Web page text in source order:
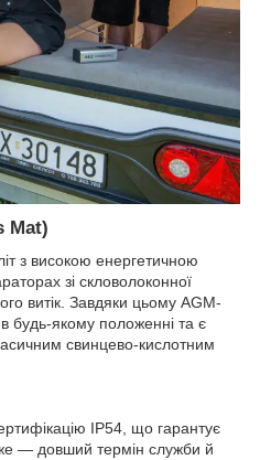
Mat)
з високою енергетичною
зі скловолоконної
витік. Завдяки цьому AGM-
будь-якому положенні та є
свинцево-кислотним
IP54, що гарантує
— довший термін служби й